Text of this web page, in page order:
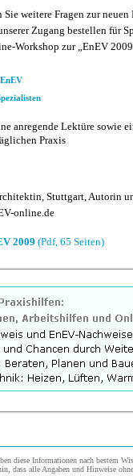
Sie weitere Fragen zur neuen
Zugang bestellen für
Workshop zur „EnEV
anregende Lektüre sowie
Praxis
Stuttgart, Autorin
online.de
2009 (Pdf, 65 Seiten)
diese Informationen nach bestem
dass alle Angaben und Hinweise